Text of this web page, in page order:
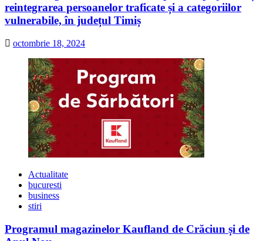
reintegrarea persoanelor traficate și a categoriilor
vulnerabile, în județul Timiș
octombrie 18, 2024
Actualitate
bucuresti
business
stiri
Programul magazinelor Kaufland de Crăciun și de